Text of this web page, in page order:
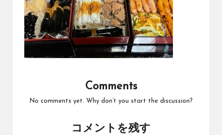
Comments
No comments yet. Why don’t you start the discussion?
コメントを残す